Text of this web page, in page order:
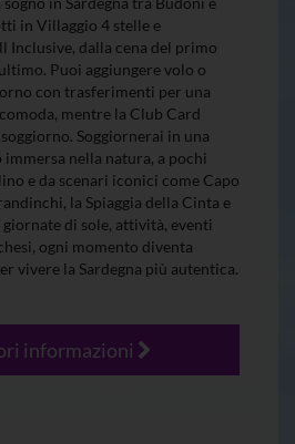
in Villaggio 4 stelle e
Inclusive, dalla cena del primo
Puoi aggiungere volo o
con trasferimenti per una
mentre la Club Card
Soggiornerai in una
nella natura, a pochi
e da scenari iconici come Capo
la Spiaggia della Cinta e
giornate di sole, attività, eventi
ogni momento diventa
vivere la Sardegna più autentica.
informazioni